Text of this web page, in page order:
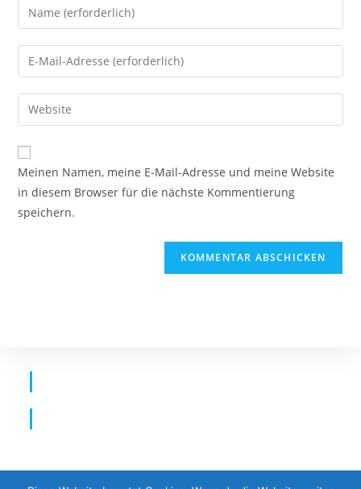
Gib
deinen
Namen
oder
zum
Kommentieren
ein
Gib
deine
E-
Mail-
zum
Kommentieren
ein
Gib
deine
Website-
URL
Meinen Namen, meine E-Mail-Adresse und meine Website
in diesem Browser für die nächste Kommentierung
speichern.